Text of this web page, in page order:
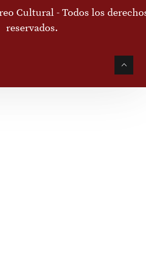
Cultural - Todos los
reservados.